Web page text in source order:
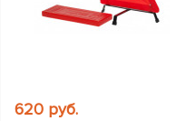
620 руб.